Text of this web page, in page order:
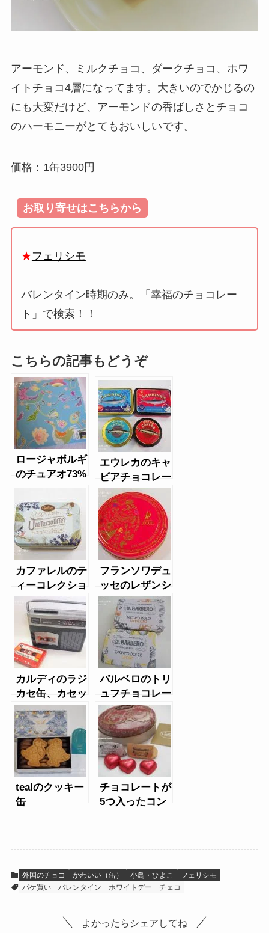
アーモンド、ミルクチョコ、ダークチョコ、ホワ
イトチョコ4層になってます。大きいのでかじるの
にも大変だけど、アーモンドの香ばしさとチョコ
のハーモニーがとてもおいしいです。
価格：1缶3900円
お取り寄せはこちらから
★フェリシモ
バレンタイン時期のみ。「幸福のチョコレー
ト」で検索！！
こちらの記事もどうぞ
ロージャボルギ
のチュアオ73%
エウレカのキャ
ビアチョコレー
ト缶
カファレルのテ
ィーコレクショ
ン缶
フランソワデュ
ッセのレザンシ
ャンパーニュグ
ラン
カルディのラジ
カセ缶、カセッ
トチョコ
バルベロのトリ
ュフチョコレー
ト（レモン缶、
カプチーノ缶）
tealのクッキー
缶
チョコレートが
5つ入ったコン
外国のチョコ かわいい（缶） 小鳥・ひよこ
フェリシモ
パケ買い
バレンタイン ホワイトデー チェコ
よかったらシェアしてね